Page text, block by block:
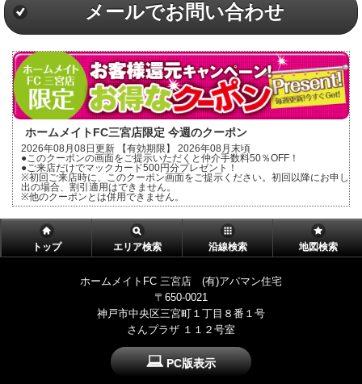
メールでお問い合わせ
ホームメイトFC三宮店限定 今週のクーポン
2026年08月08日更新 【有効期限】 2026年08月末頃
●このクーポンの画面をご提示いただくと仲介手数料50％OFF！
●ご来店だけでマックカード500円分プレゼント！
※初回ご来店時に、このクーポン画面をご提示ください。初回以降にお申し
出の場合、割引適用はできません。
※他のクーポンとは併用できません。
トップ エリア検索 沿線検索 地図検索
ホームメイトFC 三宮店 (有)アパマン住宅
〒650-0021
神戸市中央区三宮町１丁目８番１号
さんプラザ １１２号室
PC版表示